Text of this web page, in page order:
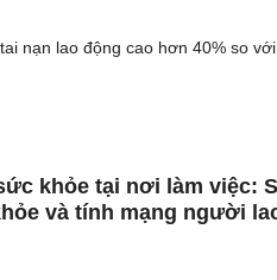
nạn lao động cao hơn 40% so với
khỏe tại nơi làm việc:
và tính mạng người